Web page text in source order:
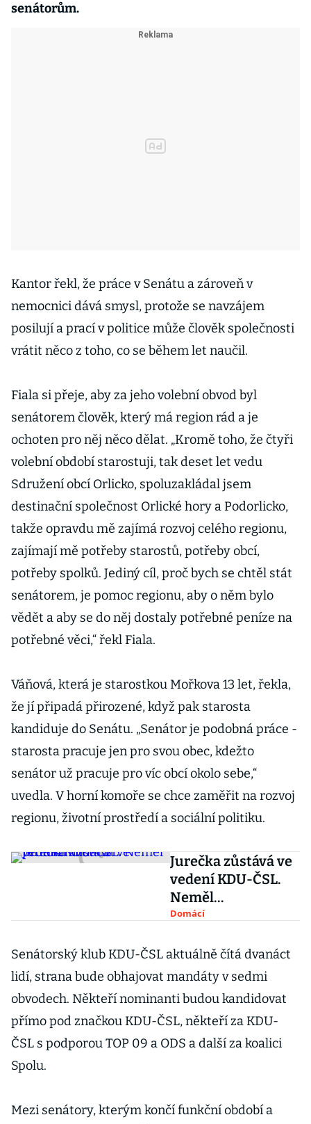
senátorům.
Kantor řekl, že práce v Senátu a zároveň v
nemocnici dává smysl, protože se navzájem
posilují a prací v politice může člověk společnosti
vrátit něco z toho, co se během let naučil.
Fiala si přeje, aby za jeho volební obvod byl
senátorem člověk, který má region rád a je
ochoten pro něj něco dělat. „Kromě toho, že čtyři
volební období starostuji, tak deset let vedu
Sdružení obcí Orlicko, spoluzakládal jsem
destinační společnost Orlické hory a Podorlicko,
takže opravdu mě zajímá rozvoj celého regionu,
zajímají mě potřeby starostů, potřeby obcí,
potřeby spolků. Jediný cíl, proč bych se chtěl stát
senátorem, je pomoc regionu, aby o něm bylo
vědět a aby se do něj dostaly potřebné peníze na
potřebné věci,“ řekl Fiala.
Váňová, která je starostkou Mořkova 13 let, řekla,
že jí připadá přirozené, když pak starosta
kandiduje do Senátu. „Senátor je podobná práce -
starosta pracuje jen pro svou obec, kdežto
senátor už pracuje pro víc obcí okolo sebe,“
uvedla. V horní komoře se chce zaměřit na rozvoj
regionu, životní prostředí a sociální politiku.
Jurečka zůstává ve
vedení KDU-ČSL.
Neměl
protikandidáta
Domácí
Senátorský klub KDU-ČSL aktuálně čítá dvanáct
lidí, strana bude obhajovat mandáty v sedmi
obvodech. Někteří nominanti budou kandidovat
přímo pod značkou KDU-ČSL, někteří za KDU-
ČSL s podporou TOP 09 a ODS a další za koalici
Spolu.
Mezi senátory, kterým končí funkční období a